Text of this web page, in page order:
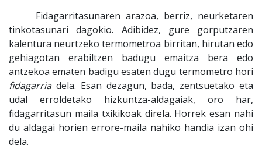
Fidagarritasunaren arazoa, berriz, neurketaren
tinkotasunari dagokio. Adibidez, gure gorputzaren
kalentura neurtzeko termometroa birritan, hirutan edo
gehiagotan erabiltzen badugu emaitza bera edo
antzekoa ematen badigu esaten dugu termometro hori
fidagarria dela. Esan dezagun, bada, zentsuetako eta
udal erroldetako hizkuntza-aldagaiak, oro har,
fidagarritasun maila txikikoak direla. Horrek esan nahi
du aldagai horien errore-maila nahiko handia izan ohi
dela.